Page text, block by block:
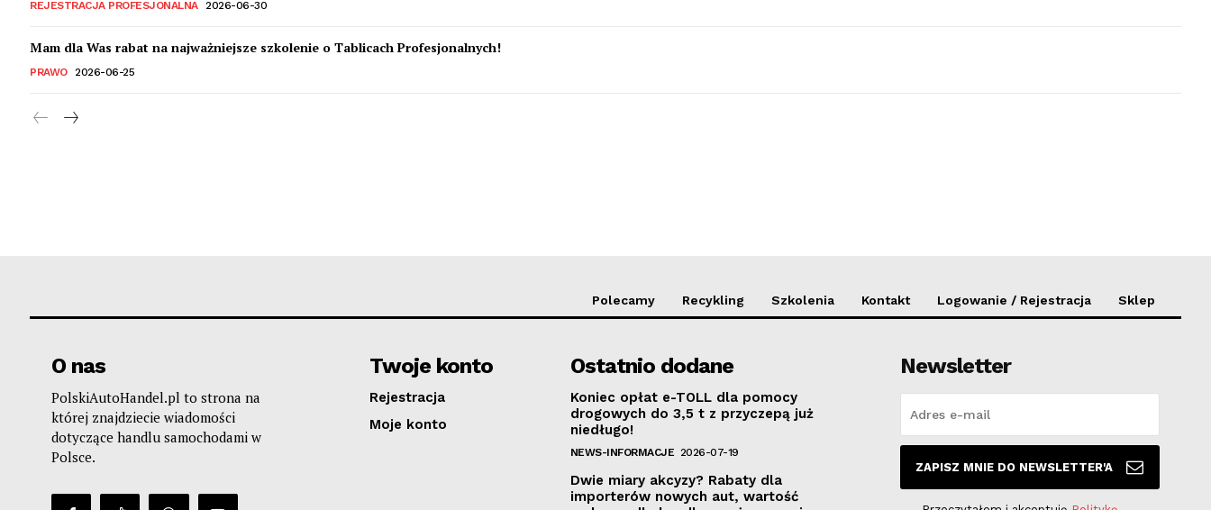
REJESTRACJA PROFESJONALNA 2026-06-30
Mam dla Was rabat na najważniejsze szkolenie o Tablicach Profesjonalnych!
PRAWO 2026-06-25
Polecamy Recykling Szkolenia Kontakt Logowanie / Rejestracja Sklep
O nas
PolskiAutoHandel.pl to strona na
której znajdziecie wiadomości
dotyczące handlu samochodami w
Polsce.
Twoje konto
Rejestracja
Moje konto
Ostatnio dodane
Koniec opłat e-TOLL dla pomocy
drogowych do 3,5 t z przyczepą już
niedługo!
NEWS-INFORMACJE 2026-07-19
Dwie miary akcyzy? Rabaty dla
importerów nowych aut, wartość
Newsletter
ZAPISZ MNIE DO NEWSLETTER'A